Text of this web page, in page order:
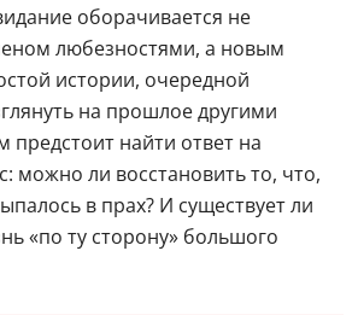
оборачивается не
любезностями, а новым
истории, очередной
на прошлое другими
предстоит найти ответ на
можно ли восстановить то, что,
в прах? И существует ли
«по ту сторону» большого